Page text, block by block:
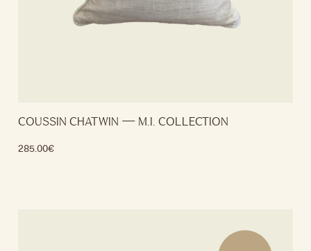
COUSSIN CHATWIN — M.I. COLLECTION
285.00€